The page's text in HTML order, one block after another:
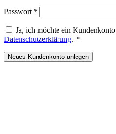
Passwort *
Ja, ich möchte ein
Datenschutzerklärung. *
Neues Kundenkonto anlegen